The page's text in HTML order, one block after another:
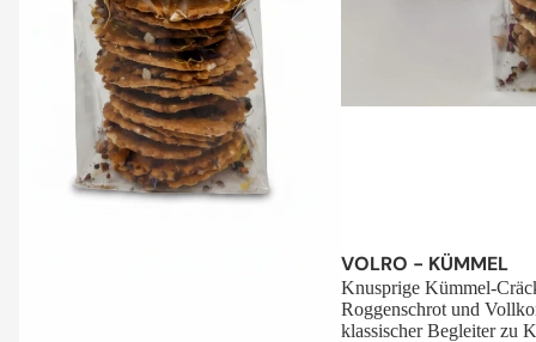
VOLRO - KÜMMEL
Knusprige Kümmel-
Roggenschrot und
klassischer Begleiter zu